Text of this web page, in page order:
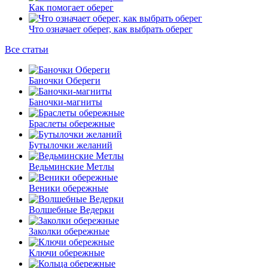
Как помогает оберег
Что означает оберег, как выбрать оберег
Все статьи
Баночки Обереги
Баночки-магниты
Браслеты обережные
Бутылочки желаний
Ведьминские Метлы
Веники обережные
Волшебные Ведерки
Заколки обережные
Ключи обережные